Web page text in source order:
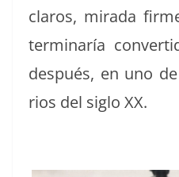
claros, mira­da
ter­mi­naría
después, en uno
rios del siglo XX.